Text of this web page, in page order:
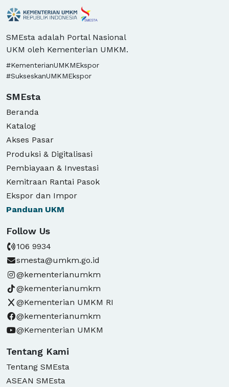
SMEsta adalah Portal Nasional
UKM oleh Kementerian UMKM.
#KementerianUMKMEkspor
#SukseskanUMKMEkspor
SMEsta
Beranda
Katalog
Akses Pasar
Produksi & Digitalisasi
Pembiayaan & Investasi
Kemitraan Rantai Pasok
Ekspor dan Impor
Panduan UKM
Follow Us
106 9934
smesta@umkm.go.id
@kementerianumkm
@kementerianumkm
@Kementerian UMKM RI
@kementerianumkm
@Kementerian UMKM
Tentang Kami
Tentang SMEsta
ASEAN SMEsta